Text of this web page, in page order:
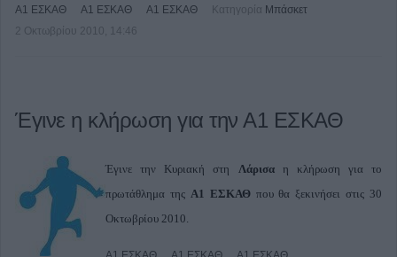
Α1 ΕΣΚΑΘ Α1 ΕΣΚΑΘ Α1 ΕΣΚΑΘ Κατηγορία Μπάσκετ
2 Οκτωβρίου 2010, 14:46
Έγινε η κλήρωση για την Α1 ΕΣΚΑΘ
Έγινε την Κυριακή στη Λάρισα η κλήρωση για το
πρωτάθλημα της Α1 ΕΣΚΑΘπου θα ξεκινήσει στις 30
Οκτωβρίου 2010.